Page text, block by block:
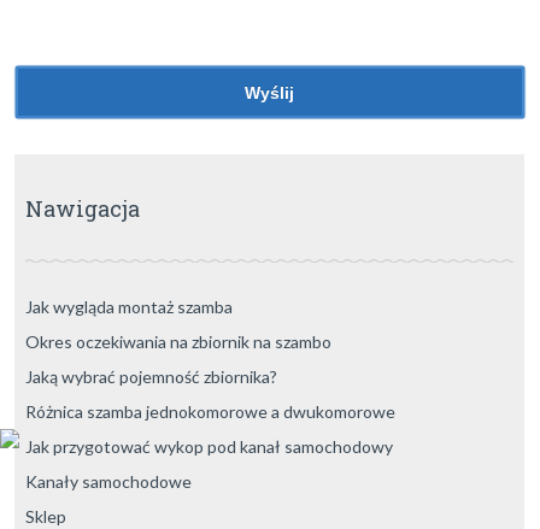
Nawigacja
Jak wygląda montaż szamba
Okres oczekiwania na zbiornik na szambo
Jaką wybrać pojemność zbiornika?
Różnica szamba jednokomorowe a dwukomorowe
Jak przygotować wykop pod kanał samochodowy
Kanały samochodowe
Sklep